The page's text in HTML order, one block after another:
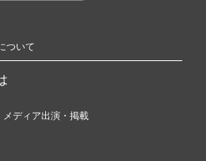
ついて
メディア出演・掲載